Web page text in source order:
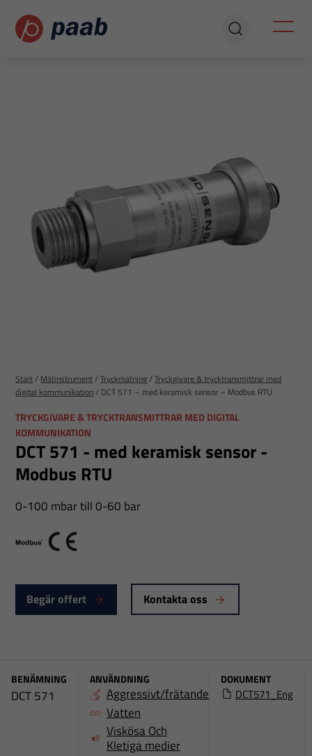
Start/ Mätinstrument/Tryckmätning/Tryckgivare & trycktransmittrar med
digital kommunikation/ DCT 571 – med keramisk sensor – Modbus RTU
TRYCKGIVARE & TRYCKTRANSMITTRAR MED DIGITAL
KOMMUNIKATION
DCT 571 - med keramisk sensor -
Modbus RTU
0-100 mbar till 0-60 bar
ModbusCE
Begär offert Kontakta oss
BENÄMNING
DCT 571
ANVÄNDNING
Aggressivt/frätande
Vatten
Viskösa Och
Kletiga medier
DOKUMENT
DCT571_Eng